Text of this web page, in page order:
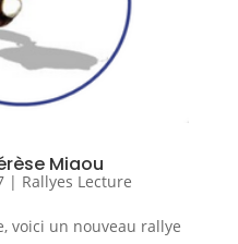
Miaou
| Rallyes Lecture
voici un nouveau rallye